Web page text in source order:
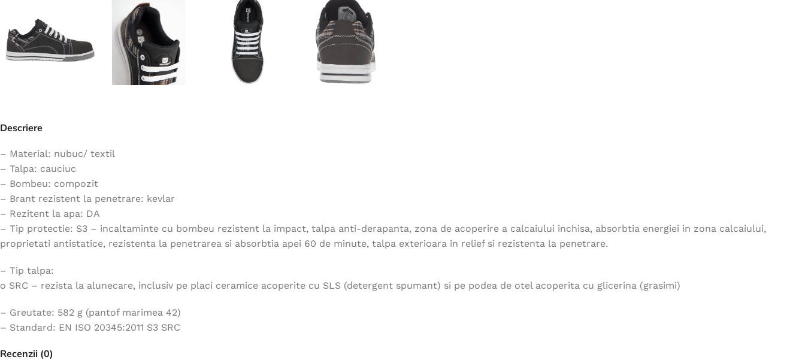
Hanorace
Veste
Combinezoane
Halate
Șorțuri
Accesorii
Îmbrăcăminte de Lucru
Descriere
– Material: nubuc/ textil
– Talpa: cauciuc
– Bombeu: compozit
– Brant rezistent la penetrare: kevlar
– Rezitent la apa: DA
– Tip protectie: S3 – incaltaminte cu bombeu rezistent la impact, talpa anti-derapanta, zona de acoperire a calcaiului inchisa, absorbtia energiei in zona calcaiului,
proprietati antistatice, rezistenta la penetrarea si absorbtia apei 60 de minute, talpa exterioara in relief si rezistenta la penetrare.
– Tip talpa:
o SRC – rezista la alunecare, inclusiv pe placi ceramice acoperite cu SLS (detergent spumant) si pe podea de otel acoperita cu glicerina (grasimi)
– Greutate: 582 g (pantof marimea 42)
– Standard: EN ISO 20345:2011 S3 SRC
Recenzii (0)